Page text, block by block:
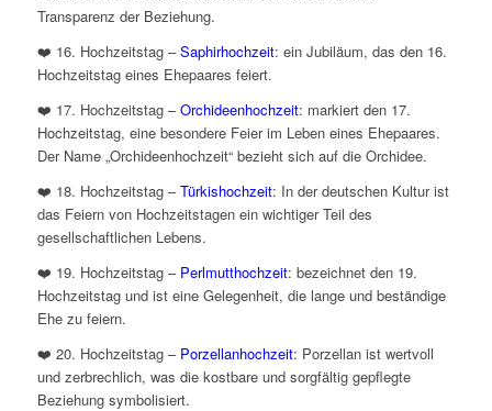
Transparenz der Beziehung.
❤️ 16. Hochzeitstag –Saphirhochzeit: ein Jubiläum, das den 16.
Hochzeitstag eines Ehepaares feiert.
❤️ 17. Hochzeitstag –Orchideenhochzeit: markiert den 17.
Hochzeitstag, eine besondere Feier im Leben eines Ehepaares.
Der Name „Orchideenhochzeit“ bezieht sich auf die Orchidee.
❤️ 18. Hochzeitstag –Türkishochzeit: In der deutschen Kultur ist
das Feiern von Hochzeitstagen ein wichtiger Teil des
gesellschaftlichen Lebens.
❤️ 19. Hochzeitstag – Perlmutthochzeit: bezeichnet den 19.
Hochzeitstag und ist eine Gelegenheit, die lange und beständige
Ehe zu feiern.
❤️ 20. Hochzeitstag – Porzellanhochzeit: Porzellan ist wertvoll
und zerbrechlich, was die kostbare und sorgfältig gepflegte
Beziehung symbolisiert.